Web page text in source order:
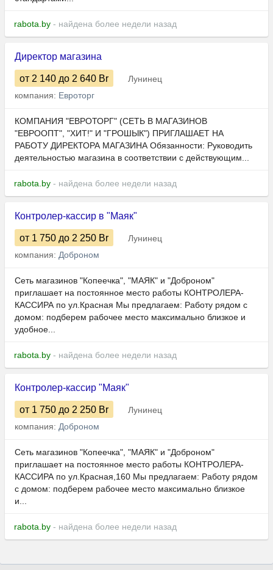
rabota.by - найдена более недели назад
Директор магазина
от 2 140 до 2 640 Br
Лунинец
компания: Евроторг
КОМПАНИЯ "ЕВРОТОРГ" (СЕТЬ В МАГАЗИНОВ
"ЕВРООПТ", "ХИТ!" И "ГРОШЫК") ПРИГЛАШАЕТ НА
РАБОТУ ДИРЕКТОРА МАГАЗИНА Обязанности: Руководить
деятельностью магазина в соответствии с действующим...
rabota.by - найдена более недели назад
Контролер-кассир в "Маяк"
от 1 750 до 2 250 Br
Лунинец
компания: Доброном
Сеть магазинов "Копеечка", "МАЯК" и "Доброном"
приглашает на постоянное место работы КОНТРОЛЕРА-
КАССИРА по ул.Красная Мы предлагаем: Работу рядом с
домом: подберем рабочее место максимально близкое и
удобное...
rabota.by - найдена более недели назад
Контролер-кассир "Маяк"
от 1 750 до 2 250 Br
Лунинец
компания: Доброном
Сеть магазинов "Копеечка", "МАЯК" и "Доброном"
приглашает на постоянное место работы КОНТРОЛЕРА-
КАССИРА по ул.Красная,160 Мы предлагаем: Работу рядом
с домом: подберем рабочее место максимально близкое
и...
rabota.by - найдена более недели назад